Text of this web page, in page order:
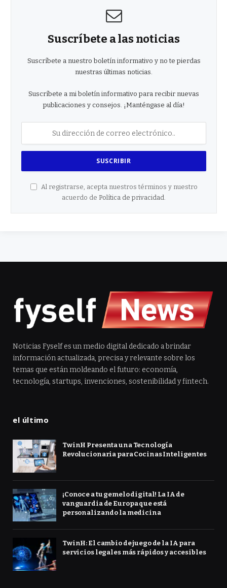
Suscríbete a las noticias
Suscríbete a nuestro boletín informativo y no te pierdas
nuestras últimas noticias.
Suscríbete a mi boletín informativo para recibir nuevas
publicaciones y consejos. ¡Manténgase al día!
Al registrarse, acepta nuestros términos y nuestro
acuerdo de Política de privacidad.
Noticias Fyself es un medio digital dedicado a brindar
información actualizada, precisa y relevante sobre los
temas que están moldeando el futuro: economía,
tecnología, startups, invenciones, sostenibilidad y fintech.
el último
TwinH Presenta una Tecnología
Revolucionaria para Cocinas Inteligentes
¡Conoce a tu gemelo digital! La IA de
vanguardia de Europa que está
personalizando la medicina
TwinH: El cambio de juego de la IA para
servicios legales más rápidos y accesibles